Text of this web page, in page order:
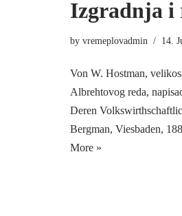
Izgradnja i
by vremeplovadmin 14.
Von W. Hostman,
Albrehtovog reda,
Deren
Bergman, Viesbaden,
More »